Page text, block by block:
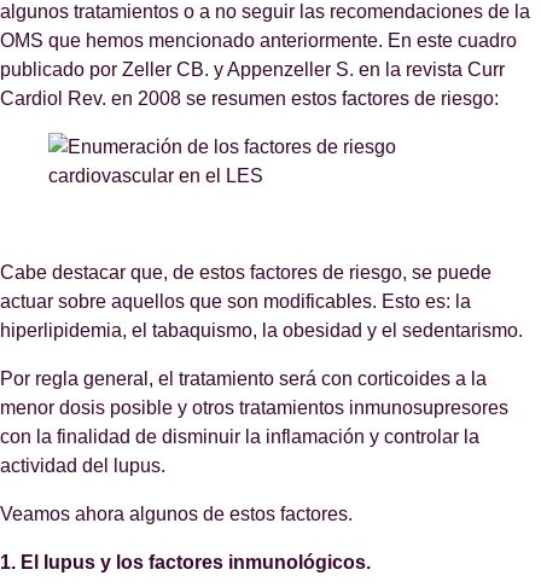
algunos tratamientos o a no seguir las recomendaciones de la
OMS que hemos mencionado anteriormente. En este cuadro
publicado por Zeller CB. y Appenzeller S. en la revista Curr
Cardiol Rev. en 2008 se resumen estos factores de riesgo:
Cabe destacar que, de estos factores de riesgo, se puede
actuar sobre aquellos que son modificables. Esto es: la
hiperlipidemia, el tabaquismo, la obesidad y el sedentarismo.
Por regla general, el tratamiento será con corticoides a la
menor dosis posible y otros tratamientos inmunosupresores
con la finalidad de disminuir la inflamación y controlar la
actividad del lupus.
Veamos ahora algunos de estos factores.
1. El lupus y los factores inmunológicos.